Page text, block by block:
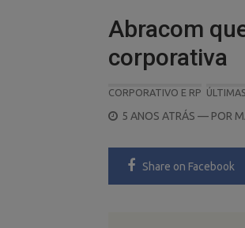
Abracom
corporativa
CORPORATIVO E RP
POSTED
5 ANOS ATRÁS — POR
Share on Facebook